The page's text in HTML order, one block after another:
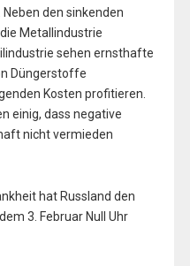
den sinkenden
Metallindustrie
sehen ernsthafte
Düngerstoffe
Kosten profitieren.
einig, dass negative
nicht vermieden
hat Russland den
3. Februar Null Uhr